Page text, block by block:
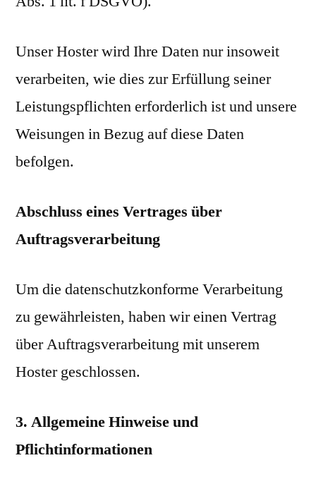
Unser Hoster wird Ihre Daten nur insoweit
verarbeiten, wie dies zur Erfüllung seiner
Leistungspflichten erforderlich ist und unsere
Weisungen in Bezug auf diese Daten
befolgen.
Abschluss eines Vertrages über
Auftragsverarbeitung
Um die datenschutzkonforme Verarbeitung
zu gewährleisten, haben wir einen Vertrag
über Auftragsverarbeitung mit unserem
Hoster geschlossen.
3. Allgemeine Hinweise und
Pflichtinformationen